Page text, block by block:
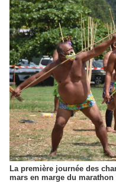
La première journée des
mars en marge du